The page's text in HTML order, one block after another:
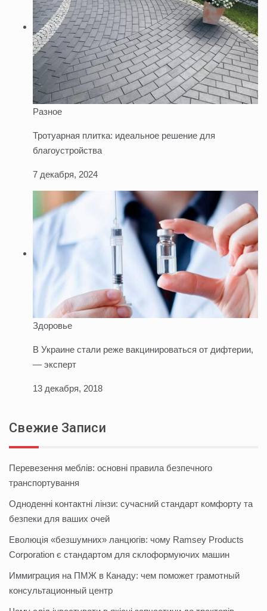
Разное
Тротуарная плитка: идеальное решение для
благоустройства
7 декабря, 2024
Здоровье
В Украине стали реже вакцинироваться от дифтерии,
— эксперт
13 декабря, 2018
Свежие Записи
Перевезення меблів: основні правила безпечного
транспортування
Одноденні контактні лінзи: сучасний стандарт комфорту та
безпеки для ваших очей
Еволюція «безшумних» ланцюгів: чому Ramsey Products
Corporation є стандартом для склоформуючих машин
Иммиграция на ПМЖ в Канаду: чем поможет грамотный
консультационный центр